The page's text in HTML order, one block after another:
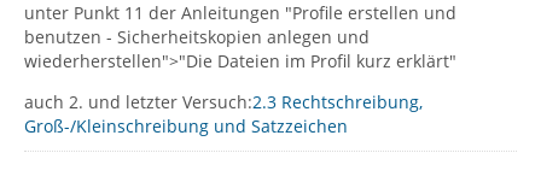
unter Punkt 11 der Anleitungen "Profile erstellen und
benutzen - Sicherheitskopien anlegen und
wiederherstellen">"Die Dateien im Profil kurz erklärt"
auch 2. und letzter Versuch:2.3 Rechtschreibung,
Groß-/Kleinschreibung und Satzzeichen